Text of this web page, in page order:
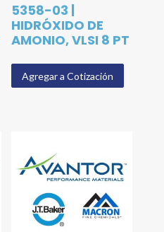
5358-03 |
HIDRÓXIDO DE
AMONIO, VLSI 8 PT
Agregar a Cotización